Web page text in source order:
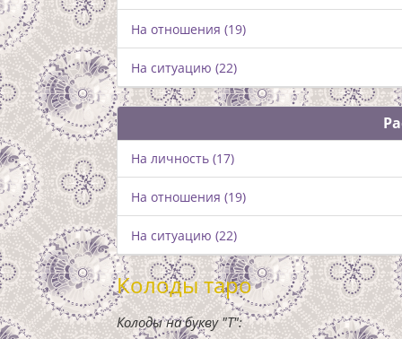
На отношения (19)
На ситуацию (22)
На личность (17)
На отношения (19)
На ситуацию (22)
Колоды таро
Колоды на букву "T":